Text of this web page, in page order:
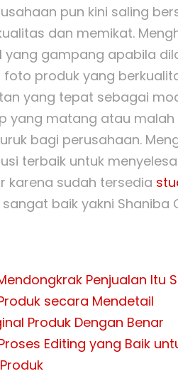
pun kini saling
dan memikat.
gampang apabila
produk yang
yang tepat sebagai
yang matang atau
bagi perusahaan.
terbaik untuk
karena sudah tersedia
baik yakni Shaniba
Penjualan Itu
secara Mendetail
Produk Dengan Benar
Editing yang Baik